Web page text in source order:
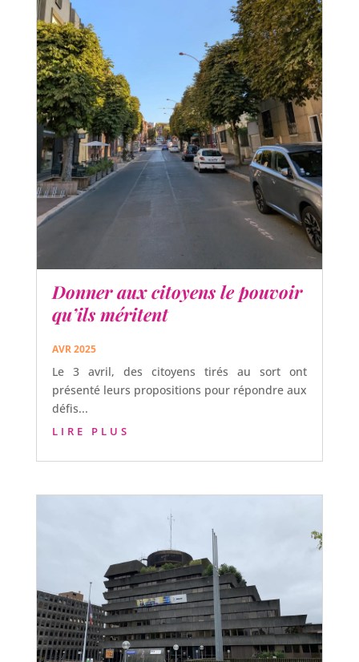
Donner aux citoyens le pouvoir
qu’ils méritent
AVR 2025
Le 3 avril, des citoyens tirés au sort ont
présenté leurs propositions pour répondre aux
défis...
LIRE PLUS